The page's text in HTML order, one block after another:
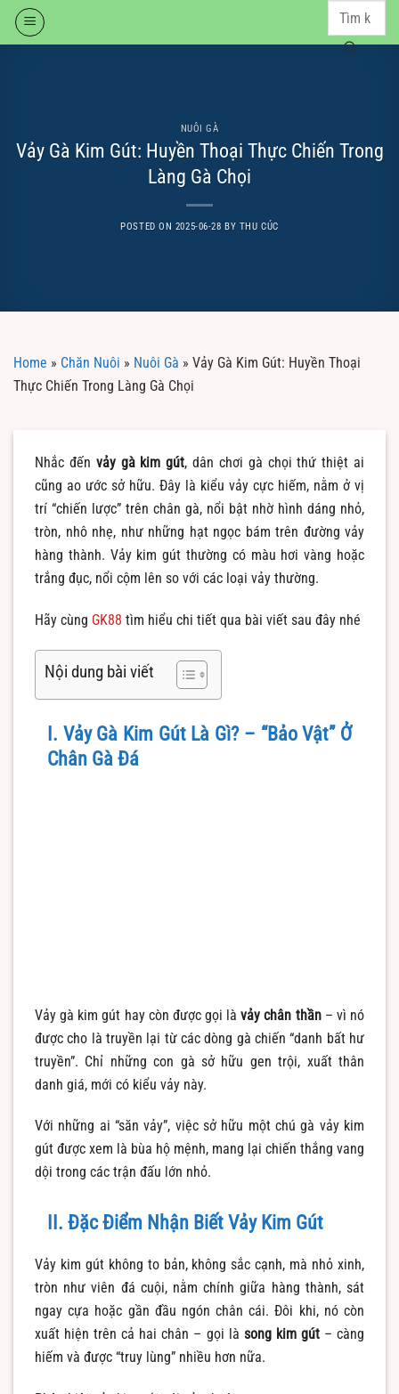
Skip
NUÔI GÀ
Vảy Gà Kim Gút: Huyền Thoại Thực Chiến Trong
Làng Gà Chọi
POSTED ON 2025-06-28 BY THU CÚC
Home » Chăn Nuôi » Nuôi Gà » Vảy Gà Kim Gút: Huyền Thoại
Thực Chiến Trong Làng Gà Chọi
Nhắc đến vảy gà kim gút, dân chơi gà chọi thứ thiệt ai
cũng ao ước sở hữu. Đây là kiểu vảy cực hiếm, nằm ở vị
trí “chiến lược” trên chân gà, nổi bật nhờ hình dáng nhỏ,
tròn, nhô nhẹ, như những hạt ngọc bám trên đường vảy
hàng thành. Vảy kim gút thường có màu hơi vàng hoặc
trắng đục, nổi cộm lên so với các loại vảy thường.
Hãy cùng GK88 tìm hiểu chi tiết qua bài viết sau đây nhé
Nội dung bài viết
I. Vảy Gà Kim Gút Là Gì? – “Bảo Vật” Ở
Chân Gà Đá
Vảy gà kim gút hay còn được gọi làvảy chân thần– vì nó
được cho là truyền lại từ các dòng gà chiến “danh bất hư
truyền”. Chỉ những con gà sở hữu gen trội, xuất thân
danh giá, mới có kiểu vảy này.
Với những ai “săn vảy”, việc sở hữu một chú gà vảy kim
gút được xem là bùa hộ mệnh, mang lại chiến thắng vang
dội trong các trận đấu lớn nhỏ.
II. Đặc Điểm Nhận Biết Vảy Kim Gút
Vảy kim gút không to bản, không sắc cạnh, mà nhỏ xinh,
tròn như viên đá cuội, nằm chính giữa hàng thành, sát
ngay cựa hoặc gần đầu ngón chân cái. Đôi khi, nó còn
xuất hiện trên cả hai chân – gọi là song kim gút– càng
hiếm và được “truy lùng” nhiều hơn nữa.